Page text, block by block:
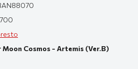
Cosmos - Artemis (Ver.B)